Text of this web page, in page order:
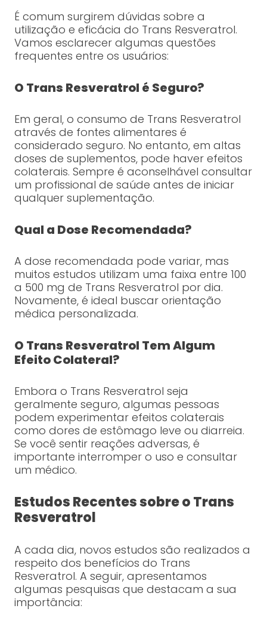
É comum surgirem dúvidas sobre a
utilização e eficácia do Trans Resveratrol.
Vamos esclarecer algumas questões
frequentes entre os usuários:
O Trans Resveratrol é Seguro?
Em geral, o consumo de Trans Resveratrol
através de fontes alimentares é
considerado seguro. No entanto, em altas
doses de suplementos, pode haver efeitos
colaterais. Sempre é aconselhável consultar
um profissional de saúde antes de iniciar
qualquer suplementação.
Qual a Dose Recomendada?
A dose recomendada pode variar, mas
muitos estudos utilizam uma faixa entre 100
a 500 mg de Trans Resveratrol por dia.
Novamente, é ideal buscar orientação
médica personalizada.
O Trans Resveratrol Tem Algum
Efeito Colateral?
Embora o Trans Resveratrol seja
geralmente seguro, algumas pessoas
podem experimentar efeitos colaterais
como dores de estômago leve ou diarreia.
Se você sentir reações adversas, é
importante interromper o uso e consultar
um médico.
Estudos Recentes sobre o Trans
Resveratrol
A cada dia, novos estudos são realizados a
respeito dos benefícios do Trans
Resveratrol. A seguir, apresentamos
algumas pesquisas que destacam a sua
importância: